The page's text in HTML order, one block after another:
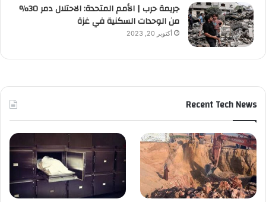
جريمة حرب | الأمم المتحدة: الاحتلال دمر 30%
من الوحدات السكنية في غزة
أكتوبر 20, 2023
Recent Tech News